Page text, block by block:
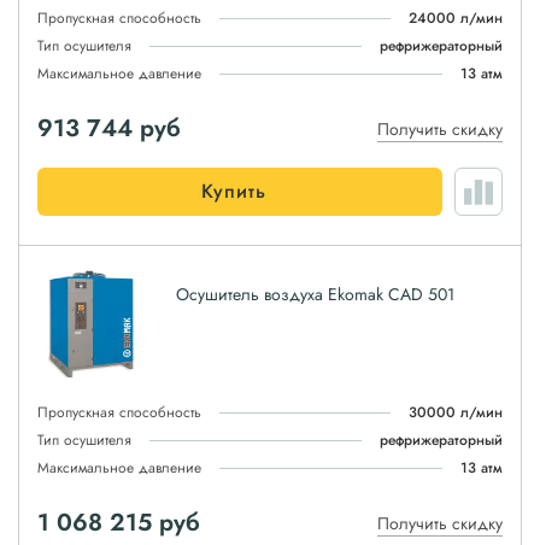
Пропускная способность
24000 л/мин
Тип осушителя
рефрижераторный
Максимальное давление
13 атм
913 744 руб Получить скидку
Купить
Осушитель воздуха Ekomak CAD 501
Пропускная способность
30000 л/мин
Тип осушителя
рефрижераторный
Максимальное давление
13 атм
1 068 215 руб Получить скидку